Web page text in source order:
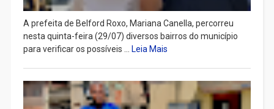
A prefeita de Belford Roxo, Mariana Canella, percorreu
nesta quinta-feira (29/07) diversos bairros do município
para verificar os possíveis ...
Leia Mais